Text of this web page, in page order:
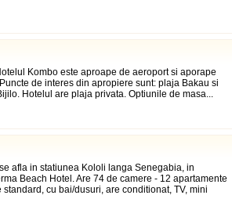
Kombo este aproape de aeroport si aporape
de interes din apropiere sunt: plaja Bakau si
Hotelul are plaja privata. Optiunile de masa...
afla in statiunea Kololi langa Senegabia, in
Beach Hotel. Are 74 de camere - 12 apartamente
standard, cu bai/dusuri, are conditionat, TV, mini